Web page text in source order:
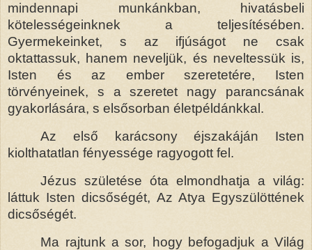
mindennapi munkánkban, hivatásbeli
kötelességeinknek a teljesítésében.
Gyermekeinket, s az ifjúságot ne csak
oktattassuk, hanem neveljük, és neveltessük is,
Isten és az ember szeretetére, Isten
törvényeinek, s a szeretet nagy parancsának
gyakorlására, s elsősorban életpéldánkkal.
Az első karácsony éjszakáján Isten
kiolthatatlan fényessége ragyogott fel.
Jézus születése óta elmondhatja a világ:
láttuk Isten dicsőségét, Az Atya Egyszülöttének
dicsőségét.
Ma rajtunk a sor, hogy befogadjuk a Világ